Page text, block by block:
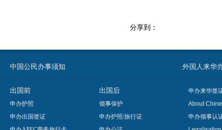
分享到：
中国公民办事须知 外国人来华
出国前
申办护照
申办出国签证
出国后
领事保护
申办护照/旅行证
申办来华签
About
申办领事认